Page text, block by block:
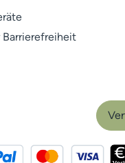
Barrierefreiheit